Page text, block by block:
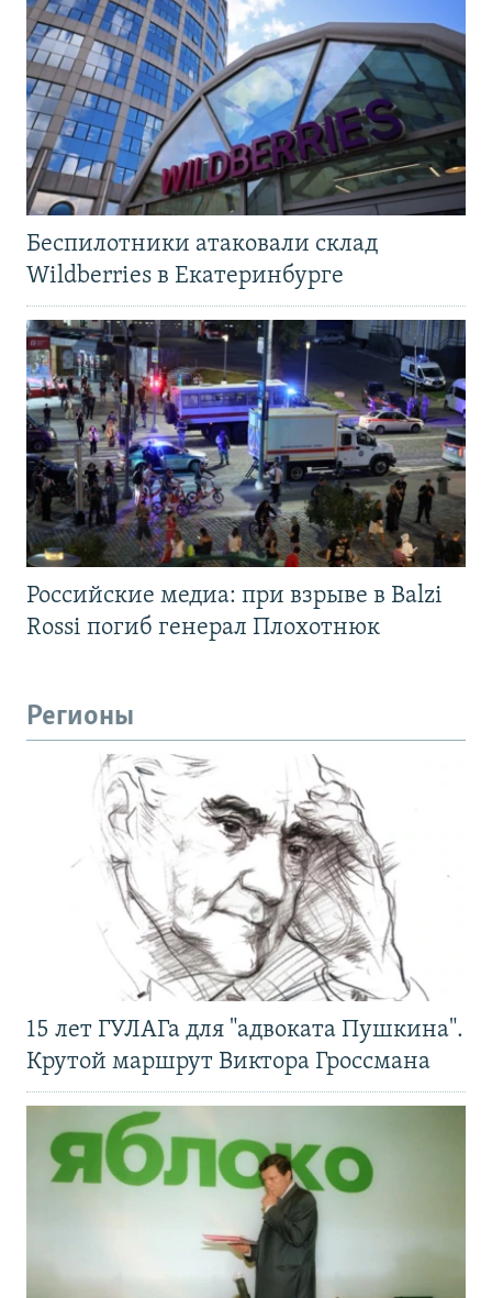
Беспилотники атаковали склад
Wildberries в Екатеринбурге
Российские медиа: при взрыве в Balzi
Rossi погиб генерал Плохотнюк
Регионы
15 лет ГУЛАГа для "адвоката Пушкина".
Крутой маршрут Виктора Гроссмана